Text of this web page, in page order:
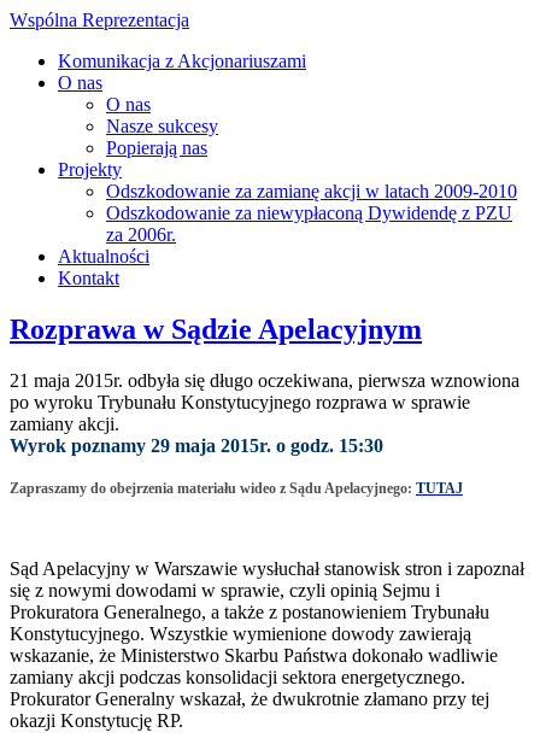
Wspólna Reprezentacja
Komunikacja z Akcjonariuszami
O nas
O nas
Nasze sukcesy
Popierają nas
Projekty
Odszkodowanie za zamianę akcji w latach 2009-2010
Odszkodowanie za niewypłaconą Dywidendę z PZU
za 2006r.
Aktualności
Kontakt
Rozprawa w Sądzie Apelacyjnym
21 maja 2015r. odbyła się długo oczekiwana, pierwsza wznowiona
po wyroku Trybunału Konstytucyjnego rozprawa w sprawie
zamiany akcji.
Wyrok poznamy 29 maja 2015r. o godz. 15:30
Zapraszamy do obejrzenia materiału wideo z Sądu Apelacyjnego: TUTAJ
Sąd Apelacyjny w Warszawie wysłuchał stanowisk stron i zapoznał
się z nowymi dowodami w sprawie, czyli opinią Sejmu i
Prokuratora Generalnego, a także z postanowieniem Trybunału
Konstytucyjnego. Wszystkie wymienione dowody zawierają
wskazanie, że Ministerstwo Skarbu Państwa dokonało wadliwie
zamiany akcji podczas konsolidacji sektora energetycznego.
Prokurator Generalny wskazał, że dwukrotnie złamano przy tej
okazji Konstytucję RP.